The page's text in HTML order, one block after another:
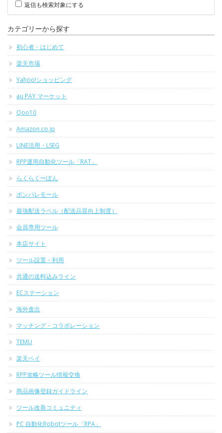
返信も検索対象にする
カテゴリーから探す
初心者・はじめて
楽天市場
Yahoo!ショッピング
au PAY マーケット
Qoo10
Amazon.co.jp
LINE活用・LSEG
RPP運用自動化ツール「RAT」
らくらくーぽん
ポンパレモール
最強配送ラベル（配送品質向上制度）
会員専用ツール
本店サイト
ツール設置・利用
共通の送料込みライン
ECステーション
海外進出
マッチング・コラボレーション
TEMU
楽天ペイ
RPP攻略ツール情報交換
商品画像登録ガイドライン
ツール改善コミュニティ
PC 自動化Robotツール「RPA」